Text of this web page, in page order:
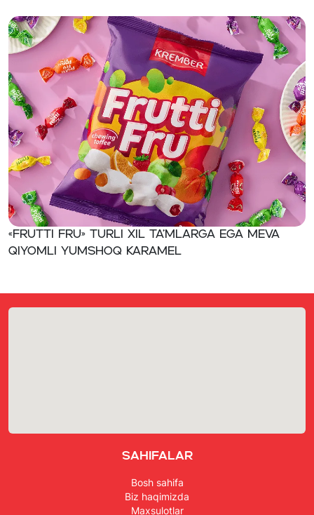
«FRUTTI FRU» Turli xil ta’mlarga ega meva
qiyomli yumshoq karamel
Sahifalar
Bosh sahifa
Biz haqimizda
Maxsulotlar